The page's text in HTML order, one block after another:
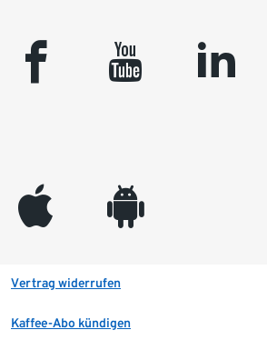
facebook youtube linkedin
appleinc android
Vertrag widerrufen
Kaffee-Abo kündigen